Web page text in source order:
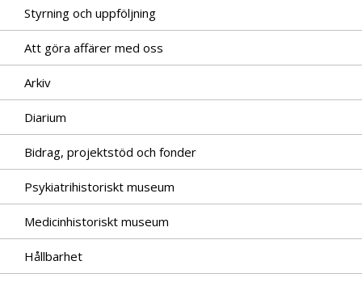
Styrning och uppföljning
Att göra affärer med oss
Arkiv
Diarium
Bidrag, projektstöd och fonder
Psykiatrihistoriskt museum
Medicinhistoriskt museum
Hållbarhet